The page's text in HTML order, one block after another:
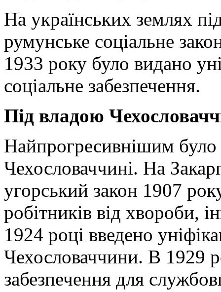
На українських землях
румунське соціальне
1933 року було видано
соціальне забезпечення.
Під владою
Найпрогресивнішим було
Чехословаччині. На
угорський закон 1907
робітників від хвороби,
1924 році введено
Чехословаччини. В 1929
забезпечення для